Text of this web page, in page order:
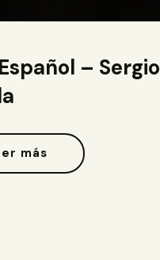
– Sergio
más